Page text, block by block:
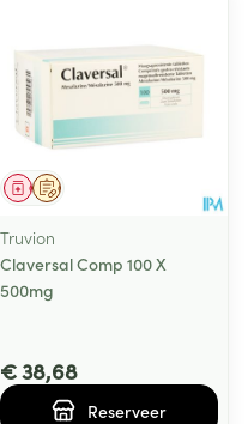
Op voorschrift
Geneesmiddel
Truvion
Claversal Comp 100 X
500mg
€ 38,68
Reserveer